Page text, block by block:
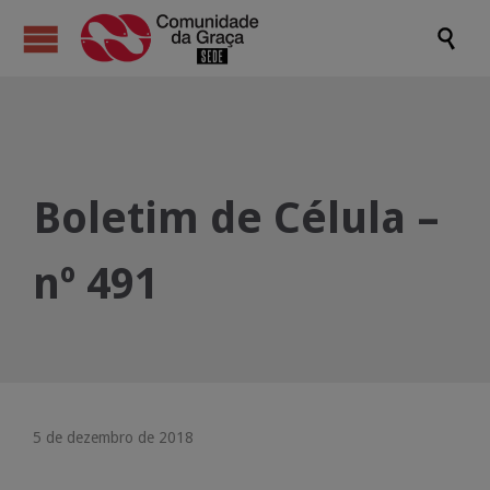

Boletim de Célula –
nº 491
5 de dezembro de 2018